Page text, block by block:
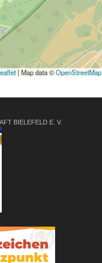
| Map data ©OpenStreetMap
BIELEFELD E. V.